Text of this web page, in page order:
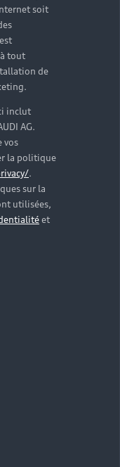
de piloter à
et
d’itinéraire,
les plus proches,
soit
tout
de
inclut
AG.
vos
la politique
.
sur la
utilisées,
et